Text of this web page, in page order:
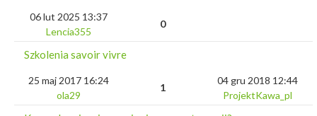
06 lut 2025 13:37
Lencia355
0
Szkolenia savoir vivre
25 maj 2017 16:24
ola29
1
04 gru 2018 12:44
ProjektKawa_pl